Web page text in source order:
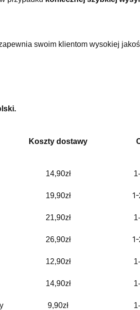
swoim klientom wysokiej
Koszty dostawy
14,90zł
19,90zł
21,90zł
26,90zł
12,90zł
14,90zł
9,90zł